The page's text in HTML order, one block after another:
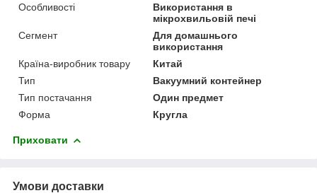
Особливості
Використання в
мікрохвильовій печі
Сегмент
Для домашнього
використання
Країна-виробник товару
Китай
Тип
Вакуумний контейнер
Тип постачання
Один предмет
Форма
Кругла
Приховати
Умови доставки